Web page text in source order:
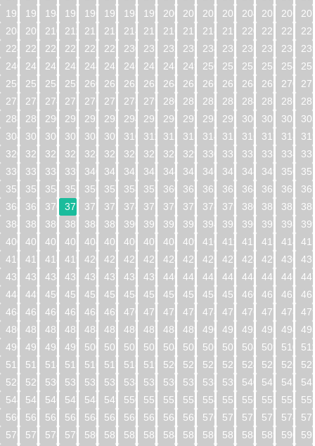
192
193 194 195 196 197 198 199 200 201 202 203 204 205 206
208
209 210 211 212 213 214 215 216 217 218 219 220 221 222
224
225 226 227 228 229 230 231 232 233 234 235 236 237 238
240
241 242 243 244 245 246 247 248 249 250 251 252 253 254
256
257 258 259 260 261 262 263 264 265 266 267 268 269 270
272
273 274 275 276 277 278 279 280 281 282 283 284 285 286
288
289 290 291 292 293 294 295 296 297 298 299 300 301 302
304
305 306 307 308 309 310 311 312 313 314 315 316 317 318
320
321 322 323 324 325 326 327 328 329 330 331 332 333 334
336
337 338 339 340 341 342 343 344 345 346 347 348 349 350
352
353 354 355 356 357 358 359 360 361 362 363 364 365 366
368
369 370 371 372 373 374 375 376 377 378 379 380 381 382
384
385 386 387 388 389 390 391 392 393 394 395 396 397 398
400
401 402 403 404 405 406 407 408 409 410 411 412 413 414
416
417 418 419 420 421 422 423 424 425 426 427 428 429 430
432
433 434 435 436 437 438 439 440 441 442 443 444 445 446
448
449 450 451 452 453 454 455 456 457 458 459 460 461 462
464
465 466 467 468 469 470 471 472 473 474 475 476 477 478
480
481 482 483 484 485 486 487 488 489 490 491 492 493 494
496
497 498 499 500 501 502 503 504 505 506 507 508 509 510
512
513 514 515 516 517 518 519 520 521 522 523 524 525 526
528
529 530 531 532 533 534 535 536 537 538 539 540 541 542
544
545 546 547 548 549 550 551 552 553 554 555 556 557 558
560
561 562 563 564 565 566 567 568 569 570 571 572 573 574
576
577 578 579 580 581 582 583 584 585 586 587 588 589 590